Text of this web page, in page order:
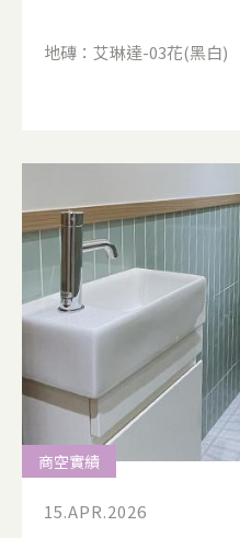
地磚：艾琳達-03花(黑白)
商空實績
15.APR.2026